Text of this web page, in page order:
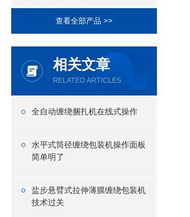
查看全部产品 >>
相关文章
RELATED ARTICLES
全自动缠绕捆扎机在线式操作
水平式筒径缠绕包装机操作面板
简单明了
盐步悬臂式拉伸薄膜缠绕包装机
技术过关